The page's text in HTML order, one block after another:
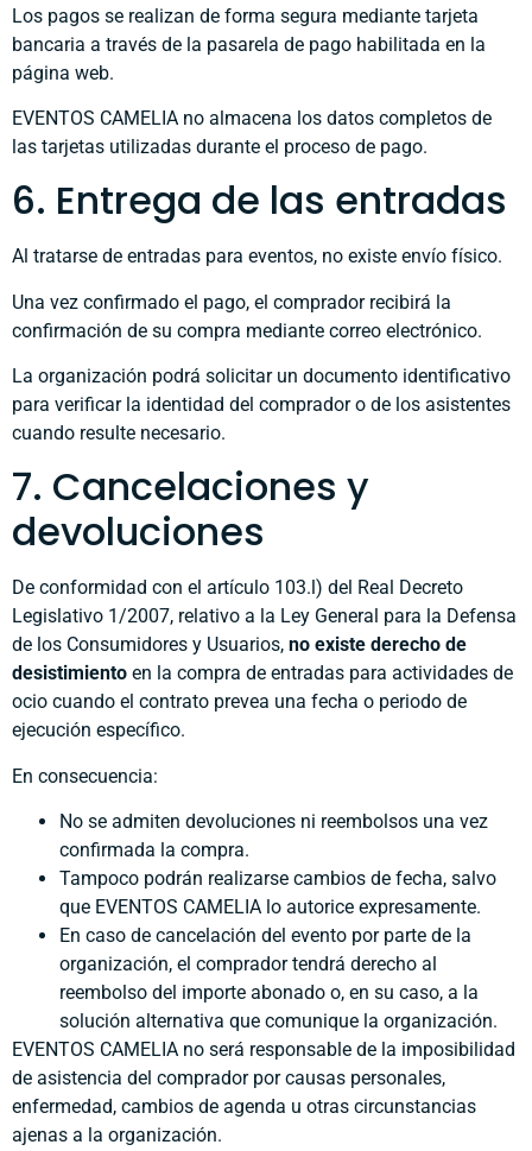
Los pagos se realizan de forma segura mediante tarjeta
bancaria a través de la pasarela de pago habilitada en la
página web.
EVENTOS CAMELIA no almacena los datos completos de
las tarjetas utilizadas durante el proceso de pago.
6. Entrega de las entradas
Al tratarse de entradas para eventos, no existe envío físico.
Una vez confirmado el pago, el comprador recibirá la
confirmación de su compra mediante correo electrónico.
La organización podrá solicitar un documento identificativo
para verificar la identidad del comprador o de los asistentes
cuando resulte necesario.
7. Cancelaciones y
devoluciones
De conformidad con el artículo 103.l) del Real Decreto
Legislativo 1/2007, relativo a la Ley General para la Defensa
de los Consumidores y Usuarios, no existe derecho de
desistimiento en la compra de entradas para actividades de
ocio cuando el contrato prevea una fecha o periodo de
ejecución específico.
En consecuencia:
No se admiten devoluciones ni reembolsos una vez
confirmada la compra.
Tampoco podrán realizarse cambios de fecha, salvo
que EVENTOS CAMELIA lo autorice expresamente.
En caso de cancelación del evento por parte de la
organización, el comprador tendrá derecho al
reembolso del importe abonado o, en su caso, a la
solución alternativa que comunique la organización.
EVENTOS CAMELIA no será responsable de la imposibilidad
de asistencia del comprador por causas personales,
enfermedad, cambios de agenda u otras circunstancias
ajenas a la organización.